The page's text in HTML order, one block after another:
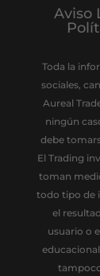
Aviso
Toda la
sociales,
Aureal
ningún
debe
El Trading
toman
todo tipo de
el
usuario o